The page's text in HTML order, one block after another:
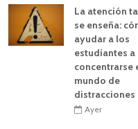
La atención
se enseña:
ayudar a los
estudiantes a
concentrarse
mundo de
distracciones
Ayer